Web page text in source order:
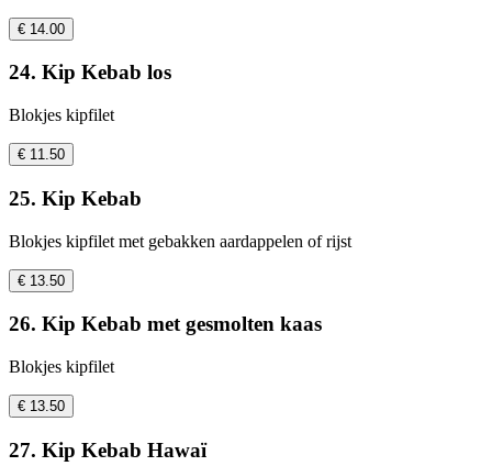
€ 14.00
24. Kip Kebab los
Blokjes kipfilet
€ 11.50
25. Kip Kebab
Blokjes kipfilet met gebakken aardappelen of rijst
€ 13.50
26. Kip Kebab met gesmolten kaas
Blokjes kipfilet
€ 13.50
27. Kip Kebab Hawaï